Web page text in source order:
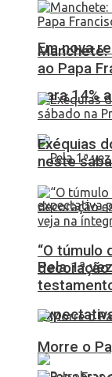
Em nova
para 14%
Pela 1ª
Manchete:
ao Papa
Exéquias
neste
“O túmulo
decoração
Morre o